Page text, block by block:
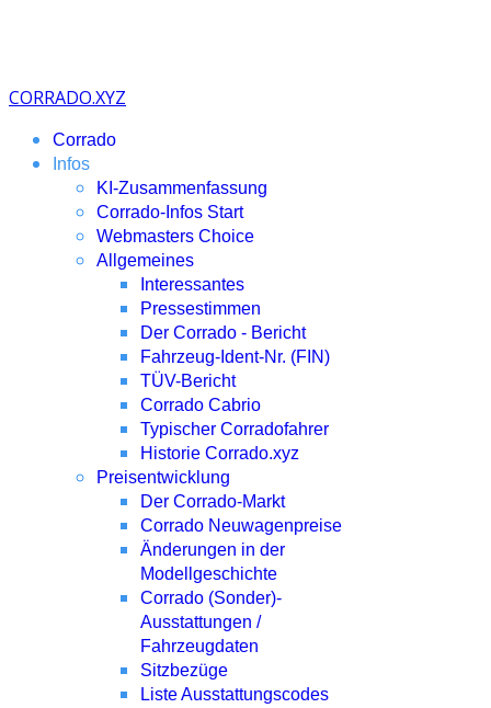
CORRADO.XYZ
Corrado
Infos
KI-Zusammenfassung
Corrado-Infos Start
Webmasters Choice
Allgemeines
Interessantes
Pressestimmen
Der Corrado - Bericht
Fahrzeug-Ident-Nr. (FIN)
TÜV-Bericht
Corrado Cabrio
Typischer Corradofahrer
Historie Corrado.xyz
Preisentwicklung
Der Corrado-Markt
Corrado Neuwagenpreise
Änderungen in der
Modellgeschichte
Corrado (Sonder)-
Ausstattungen /
Fahrzeugdaten
Sitzbezüge
Liste Ausstattungscodes